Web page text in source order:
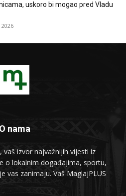
uskoro bi mogao pred Vladu
2026
O nama
vaš izvor najvažnijih vijesti iz
o lokalnim događajima, sportu,
vas zanimaju. Vaš MaglajPLUS